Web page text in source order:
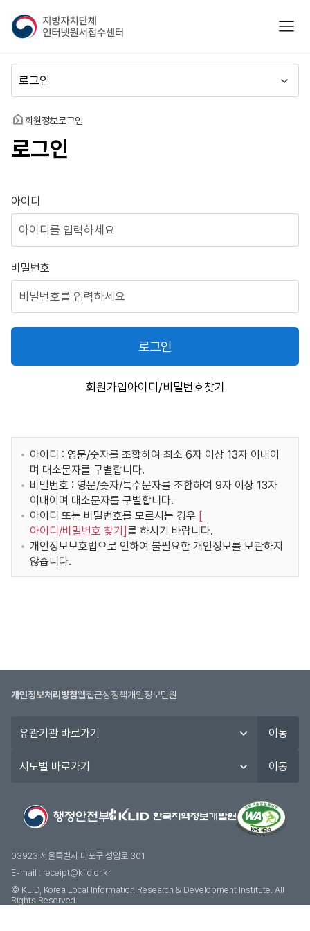
지
방
자
치
단
체
인
넷
접
수
센
모바
뉴
동
홈 회원정보로그인
로그인
로그인
아이디
비밀번호
로그인
회원가입아이디/비밀번호찾기
아이디 : 영문/숫자를 조합하여 최소 6자 이상 13자 이내이
며 대소문자를 구별합니다.
비밀번호 : 영문/숫자/특수문자를 조합하여 9자 이상 13자
이내이며 대소문자를 구별합니다.
아이디 또는 비밀번호를 모르시는 경우 [
아이디/비밀번호 찾기 ]를 하시기 바랍니다.
개인정보보호법으로 인하여 불필요한 개인정보를 보관하지
않습니다.
개인정보처리방침웹접근성정책개인정보민원
관
이동
도
기
이동
03923 서울특별시 마포구 성암로 301
E-mail : receipt@klid.or.kr
© KLID, Korea Local Information Research & Development Institute. AII
Rights Reserved.